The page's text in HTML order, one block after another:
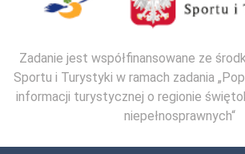
Zadanie jest współfinansowane ze
Sportu i Turystyki w ramach zadania
informacji turystycznej o regionie
niepełnosprawnych“